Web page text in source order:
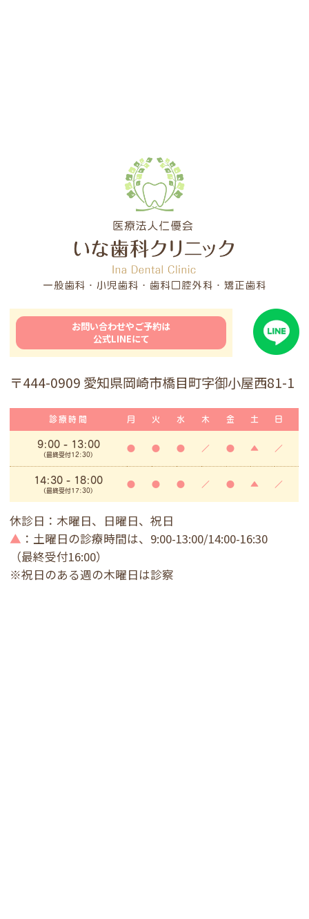
お問い合わせやご予約は
公式LINEにて
〒444-0909 愛知県岡崎市橋目町字御小屋西81-1
診療時間 月 火 水 木 金 土 日
9:00- 13:00
(最終受付12:30)
● ● ● ／ ● ▲ ／
14:30 - 18:00
(最終受付17:30)
● ● ● ／ ● ▲ ／
休診日：木曜日、日曜日、祝日
▲ ：土曜日の診療時間は、9:00-13:00/14:00-16:30
（最終受付16:00）
※祝日のある週の木曜日は診察